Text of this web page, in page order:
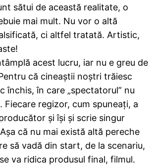
sătui de această realitate, o
mai mult. Nu vor o altă
ci altfel tratată. Artistic,
acest lucru, iar nu e greu de
că cineaștii noștri trăiesc
închis, în care „spectatorul” nu
Fiecare regizor, cum spuneați, a
și își și scrie singur
că nu mai există altă pereche
să vadă din start, de la scenariu,
va ridica produsul final, filmul.